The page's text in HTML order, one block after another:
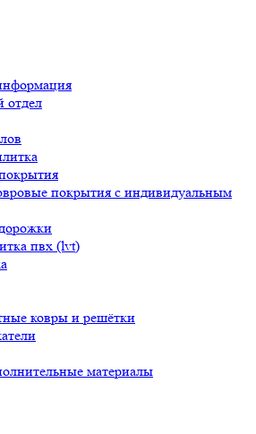
отдел
покрытия с индивидуальным
пвх (lvt)
ковры и решётки
материалы